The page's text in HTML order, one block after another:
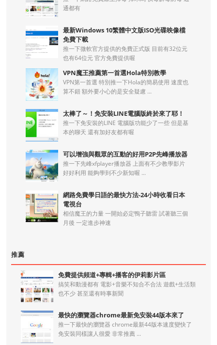
通都有
最新Windows 10繁體中文版ISO光碟映像檔
免費下載
推一下微軟官方提供的免費正式版 目前有32位元
也有64位元 官方免費提供喔
VPN魔王推薦第一首選Hola特別教學
VPN第一首選 特別推一下Hola的簡易使用 速度也
算不錯 額外要小心的是安全疑慮 ...
太棒了～！免安裝LINE電腦版終於來了耶！
推一下免安裝的LINE 電腦版功能少了一些 但是基
本的聊天 還有加好友都有喔
可以增強與觀眾的互動的好用P2P先峰播放器
推一下先峰xfplayer播放器 上面有不少教學影片
好好利用 能夠學到不少新知喔 ...
網路免費學日語的最快方法-24小時收看日本
電視台
相信魔王的力量 一開始必定鴨子聽雷 試著聽三個
月後 一定進步神速
推薦
免費提供頻道+專輯+播客的伊莉影片區
搞笑和動漫都有 電影+音樂不知合不合法 遊戲+生活類
也不少 甚至還有時事新聞
最快的瀏覽器chrome最新免安裝44版本來了
推一下最快的瀏覽器 chrome最新44版本速度變快了
免安裝同樣讓人很愛 非常推薦 ...